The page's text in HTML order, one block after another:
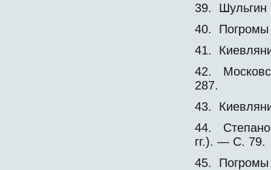
39.
40.
41.
42.
287.
43.
44.
гг.). — С. 79.
45.